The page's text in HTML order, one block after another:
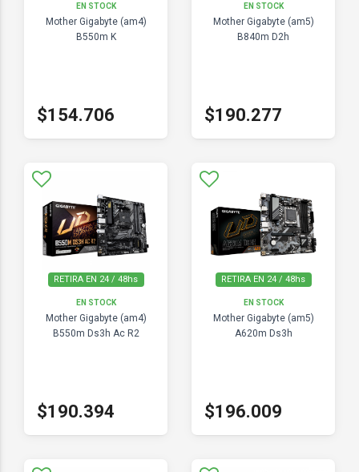
EN STOCK
Mother Gigabyte (am4)
B550m K
$154.706
EN STOCK
Mother Gigabyte (am5)
B840m D2h
$190.277
RETIRA EN 24 / 48hs
EN STOCK
Mother Gigabyte (am4)
B550m Ds3h Ac R2
$190.394
RETIRA EN 24 / 48hs
EN STOCK
Mother Gigabyte (am5)
A620m Ds3h
$196.009